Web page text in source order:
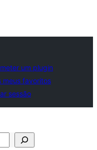
um plugin
meus favoritos
sessão